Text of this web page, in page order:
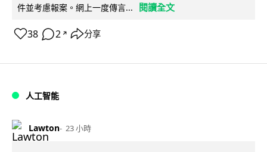
件並考慮報案。網上一度傳言...
閱讀全文
38 2 ↗ 分享
人工智能
Lawton 23 小時